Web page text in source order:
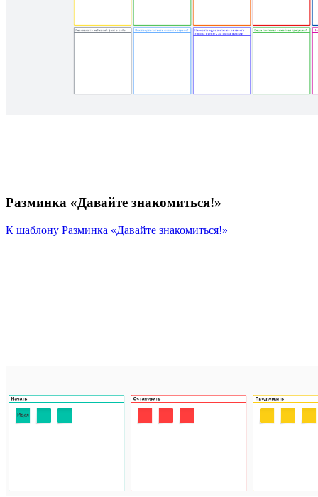
Разминка «Давайте знакомиться!»
К шаблону Разминка «Давайте знакомиться!»